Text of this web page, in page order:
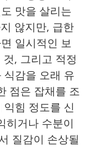
맛을 살리는
않지만, 급한
일시적인 보
, 그리고 적정
감을 오래 유
점은 잡채를 조
힘 정도를 신
히거나 수분이
질감이 손상될